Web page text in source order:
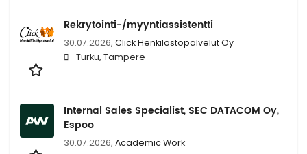
Rekrytointi-/myyntiassistentti
30.07.2026, Click Henkilöstöpalvelut Oy
Turku, Tampere
Internal Sales Specialist, SEC DATACOM Oy,
Espoo
30.07.2026, Academic Work